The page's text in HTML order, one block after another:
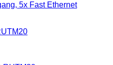
5x Fast Ethernet